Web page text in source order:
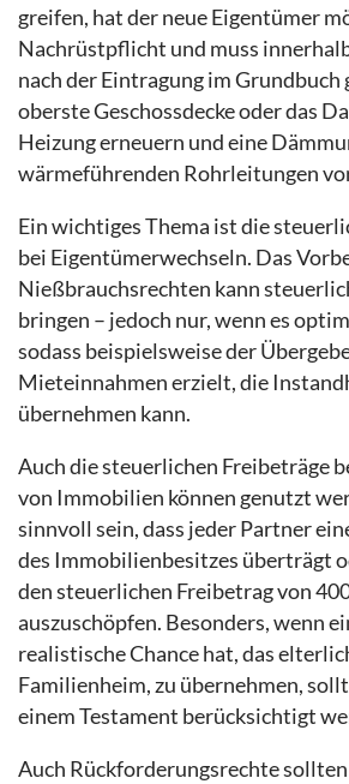
greifen, hat der neue Eigentümer
Nachrüstpflicht und muss
nach der Eintragung im Grundbuch
oberste Geschossdecke oder das
Heizung erneuern und eine
wärmeführenden Rohrleitungen
Ein wichtiges Thema ist die
bei Eigentümerwechseln. Das
Nießbrauchsrechten kann
bringen – jedoch nur, wenn es
sodass beispielsweise der
Mieteinnahmen erzielt, die
übernehmen kann.
Auch die steuerlichen Freibeträge
von Immobilien können genutzt
sinnvoll sein, dass jeder Partner
des Immobilienbesitzes überträgt
den steuerlichen Freibetrag von
auszuschöpfen. Besonders, wenn
realistische Chance hat, das
Familienheim, zu übernehmen,
einem Testament berücksichtigt
Auch Rückforderungsrechte